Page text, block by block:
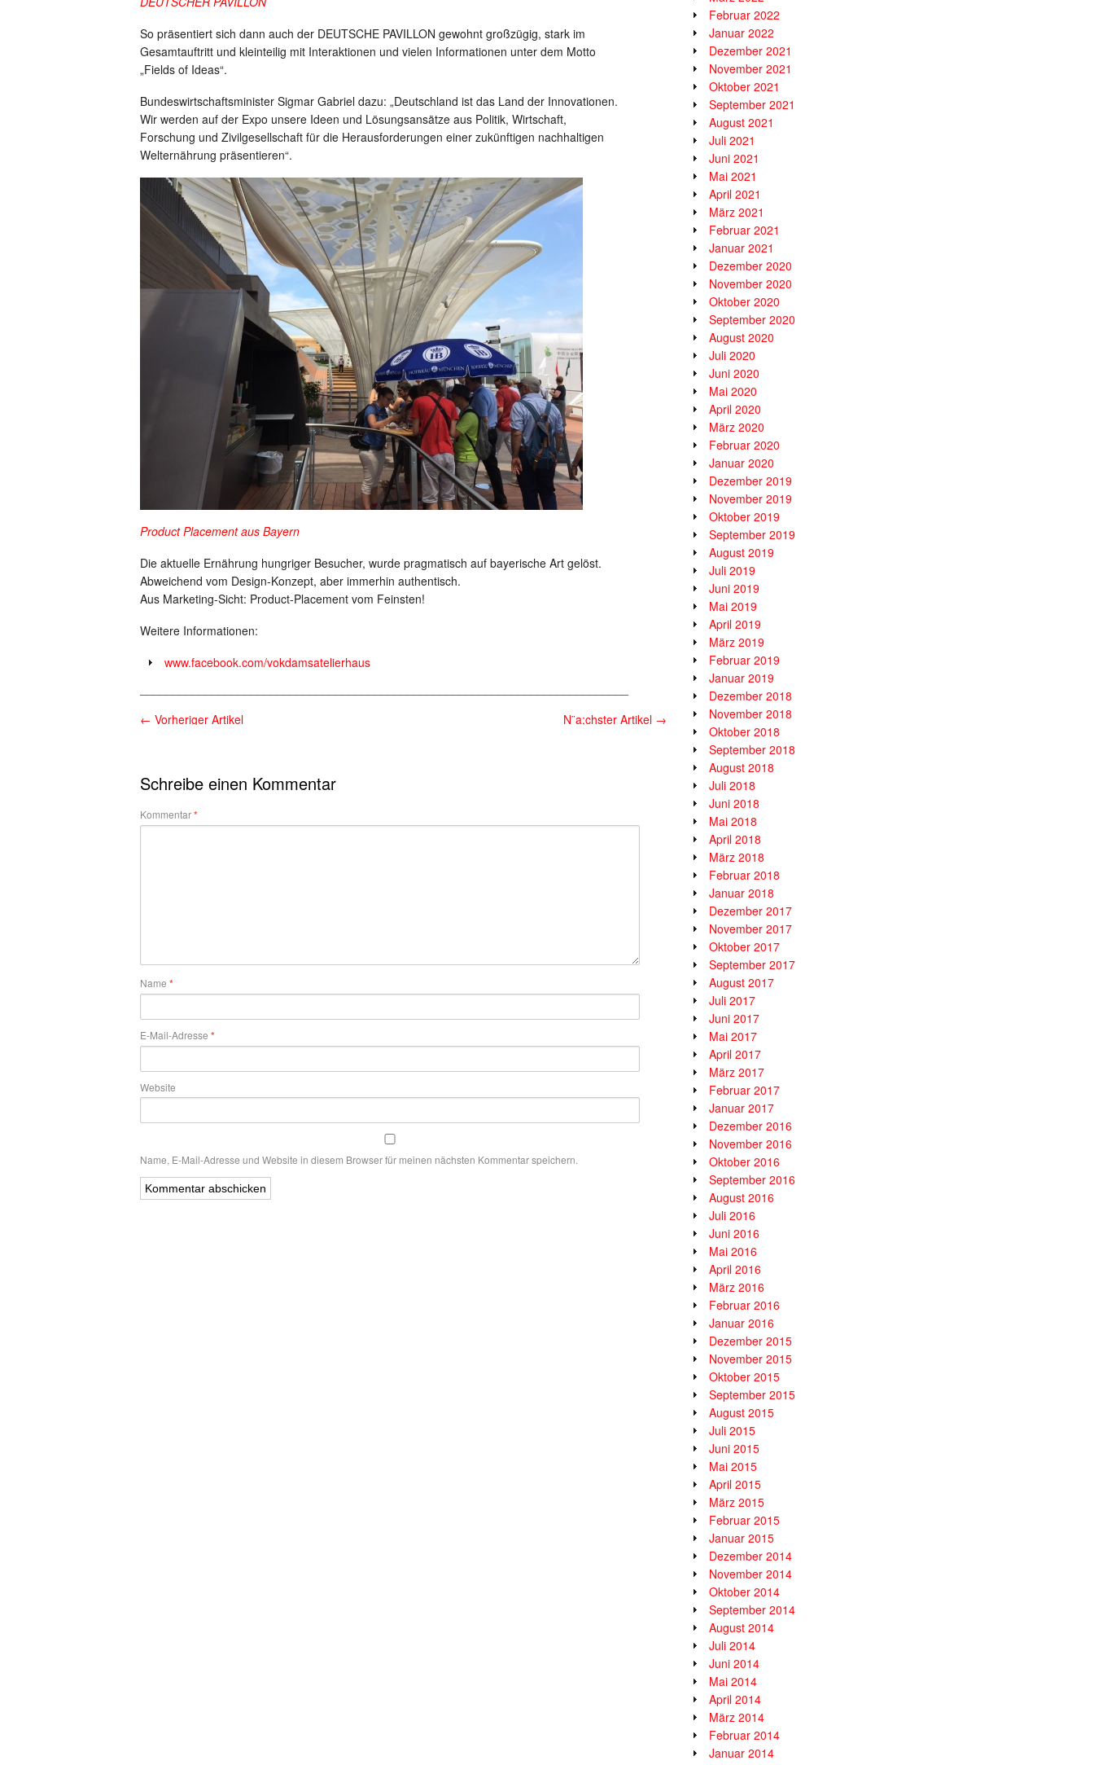
So präsentiert sich dann auch der DEUTSCHE PAVILLON gewohnt großzügig, stark im
Gesamtauftritt und kleinteilig mit Interaktionen und vielen Informationen unter dem Motto
„Fields of Ideas“.
Bundeswirtschaftsminister Sigmar Gabriel dazu: „Deutschland ist das Land der Innovationen.
Wir werden auf der Expo unsere Ideen und Lösungsansätze aus Politik, Wirtschaft,
Forschung und Zivilgesellschaft für die Herausforderungen einer zukünftigen nachhaltigen
Welternährung präsentieren“.
Product Placement aus Bayern
Die aktuelle Ernährung hungriger Besucher, wurde pragmatisch auf bayerische Art gelöst.
Abweichend vom Design-Konzept, aber immerhin authentisch.
Aus Marketing-Sicht: Product-Placement vom Feinsten!
Weitere Informationen:
www.facebook.com/vokdamsatelierhaus
← Vorheriger Artikel N¨a;chster Artikel →
Schreibe einen Kommentar
Kommentar*
Name *
E-Mail-Adresse *
Website
Name, E-Mail-Adresse und Website in diesem Browser für meinen nächsten Kommentar speichern.
Februar 2022
Januar 2022
Dezember 2021
November 2021
Oktober 2021
September 2021
August 2021
Juli 2021
Juni 2021
Mai 2021
April 2021
März 2021
Februar 2021
Januar 2021
Dezember 2020
November 2020
Oktober 2020
September 2020
August 2020
Juli 2020
Juni 2020
Mai 2020
April 2020
März 2020
Februar 2020
Januar 2020
Dezember 2019
November 2019
Oktober 2019
September 2019
August 2019
Juli 2019
Juni 2019
Mai 2019
April 2019
März 2019
Februar 2019
Januar 2019
Dezember 2018
November 2018
Oktober 2018
September 2018
August 2018
Juli 2018
Juni 2018
Mai 2018
April 2018
März 2018
Februar 2018
Januar 2018
Dezember 2017
November 2017
Oktober 2017
September 2017
August 2017
Juli 2017
Juni 2017
Mai 2017
April 2017
März 2017
Februar 2017
Januar 2017
Dezember 2016
November 2016
Oktober 2016
September 2016
August 2016
Juli 2016
Juni 2016
Mai 2016
April 2016
März 2016
Februar 2016
Januar 2016
Dezember 2015
November 2015
Oktober 2015
September 2015
August 2015
Juli 2015
Juni 2015
Mai 2015
April 2015
März 2015
Februar 2015
Januar 2015
Dezember 2014
November 2014
Oktober 2014
September 2014
August 2014
Juli 2014
Juni 2014
Mai 2014
April 2014
März 2014
Februar 2014
Januar 2014